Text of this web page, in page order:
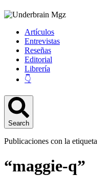
Artículos
Entrevistas
Reseñas
Editorial
Librería
👇
Search
Publicaciones con la etiqueta
“maggie-q”